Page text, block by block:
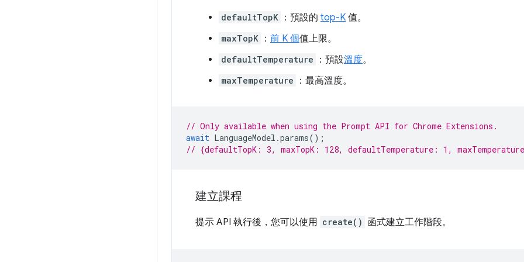
defaultTopK ：預設的 top-K 值。
maxTopK ： 前 K 個值上限。
defaultTemperature ：預設溫度。
maxTemperature ：最高溫度。
// Only available when using the Prompt API for Chrome Extensions.
await LanguageModel .params();
// {defaultTopK: 3, maxTopK: 128, defaultTemperature: 1,
建立課程
提示 API 執行後，您可以使用 create() 函式建立工作階段。